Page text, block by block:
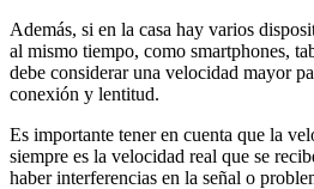
Además, si en la casa hay varios
al mismo tiempo, como smartphones,
debe considerar una velocidad mayor
conexión y lentitud.
Es importante tener en cuenta que la
siempre es la velocidad real que se
haber interferencias en la señal o